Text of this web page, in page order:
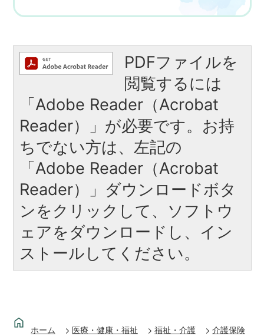
PDFファイルを
閲覧するには
「Adobe Reader（Acrobat
Reader）」が必要です。お持
ちでない方は、左記の
「Adobe Reader（Acrobat
Reader）」ダウンロードボタ
ンをクリックして、ソフトウ
ェアをダウンロードし、イン
ストールしてください。
ホーム 医療・健康・福祉 福祉・介護 介護保険